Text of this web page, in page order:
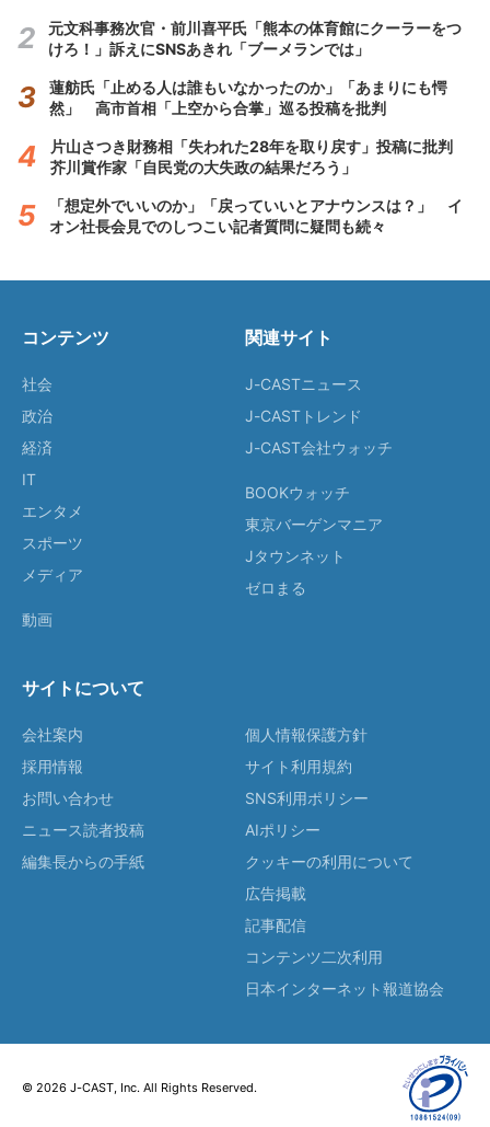
元文科事務次官・前川喜平氏「熊本の体育館にクーラーをつ
けろ！」訴えにSNSあきれ「ブーメランでは」
蓮舫氏「止める人は誰もいなかったのか」「あまりにも愕
然」 高市首相「上空から合掌」巡る投稿を批判
片山さつき財務相「失われた28年を取り戻す」投稿に批判
芥川賞作家「自民党の大失政の結果だろう」
「想定外でいいのか」「戻っていいとアナウンスは？」 イ
オン社長会見でのしつこい記者質問に疑問も続々
コンテンツ
社会
政治
経済
IT
エンタメ
スポーツ
メディア
動画
関連サイト
J-CASTニュース
J-CASTトレンド
J-CAST会社ウォッチ
BOOKウォッチ
東京バーゲンマニア
Jタウンネット
ゼロまる
サイトについて
会社案内
採用情報
お問い合わせ
ニュース読者投稿
編集長からの手紙
個人情報保護方針
サイト利用規約
SNS利用ポリシー
AIポリシー
クッキーの利用について
広告掲載
記事配信
コンテンツ二次利用
日本インターネット報道協会
© 2026 J-CAST, Inc. All Rights Reserved.